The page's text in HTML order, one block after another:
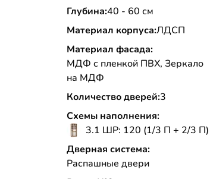
Глубина:40 - 60 см
Материал корпуса:ЛДСП
Материал фасада:
МДФ с пленкой ПВХ, Зеркало
на МДФ
Количество дверей:3
Схемы наполнения:
3.1 ШР: 120 (1/3 П + 2/3 П)
Дверная система:
Распашные двери